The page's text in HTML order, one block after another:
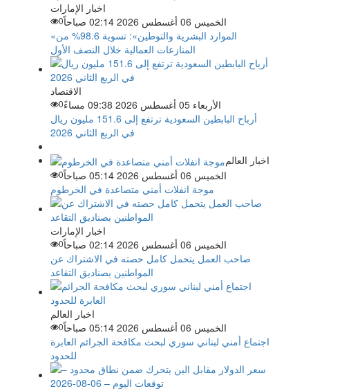
اخبار الإمارات
الخميس 06 أغسطس 2026 02:14 صباحاً
0
«الموارد البشرية والتوطين»: تسوية 98.6% من
المنازعات العمالية خلال النصف الأول
الاقتصاد
الأربعاء 05 أغسطس 2026 09:38 مساءً
0
أرباح البابطين السعودية ترتفع إلى 151.6 مليون ريال
في الربع الثاني 2026
اخبار العالم
الخميس 06 أغسطس 2026 05:14 صباحاً
0
موجة انفلات أمني متصاعدة في الخرطوم
اخبار الإمارات
الخميس 06 أغسطس 2026 02:14 صباحاً
0
صاحب العمل يتحمل كامل حصته في الاشتراك عن
المواطنين بصناديق التقاعد
اخبار العالم
الخميس 06 أغسطس 2026 05:14 صباحاً
0
اجتماع أمني لبناني سوري لبحث مكافحة الجرائم العابرة
للحدود